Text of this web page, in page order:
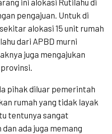
ini alokasi Rutilahu di
pengajuan. Untuk di
alokasi 15 unit rumah
dari APBD murni
juga mengajukan
pihak diluar pemerintah
rumah yang tidak layak
tentunya sangat
ada juga memang